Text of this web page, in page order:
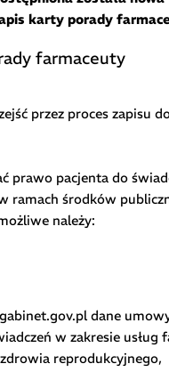
karty porady
farmaceuty
przez proces zapisu
prawo pacjenta do
ramach środków
należy:
dane
w zakresie usług
reprodukcyjnego,